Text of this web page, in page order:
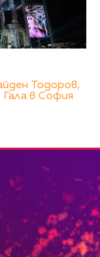
Тодоров,
Гала в София